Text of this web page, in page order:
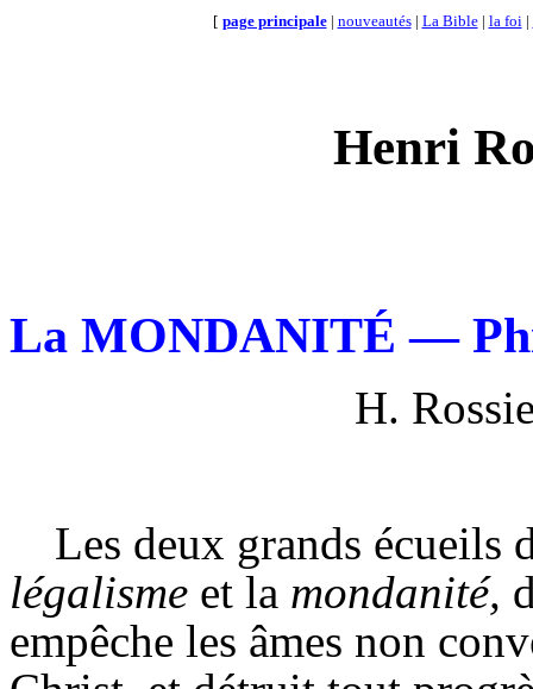
[ page principale| nouveautés| La Bible| la foi|
Henri
La MONDANITÉ —
H.
Les deux grands écueils
légalisme et la mondanité,
empêche les âmes non